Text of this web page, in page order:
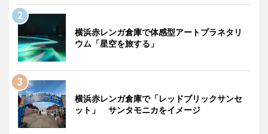
横浜赤レンガ倉庫で体感型アートプラネタリ
ウム「星空を旅する」
横浜赤レンガ倉庫で「レッドブリックサンセ
ット」 サンタモニカをイメージ